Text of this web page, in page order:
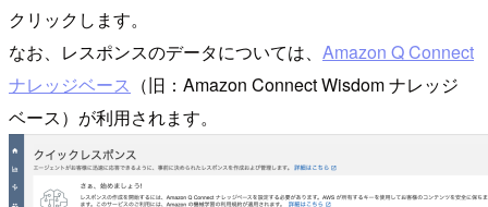
クリックします。
なお、レスポンスのデータについては、 Amazon Q Connect
ナレッジベース （旧：Amazon Connect Wisdom ナレッジ
ベース）が利用されます。